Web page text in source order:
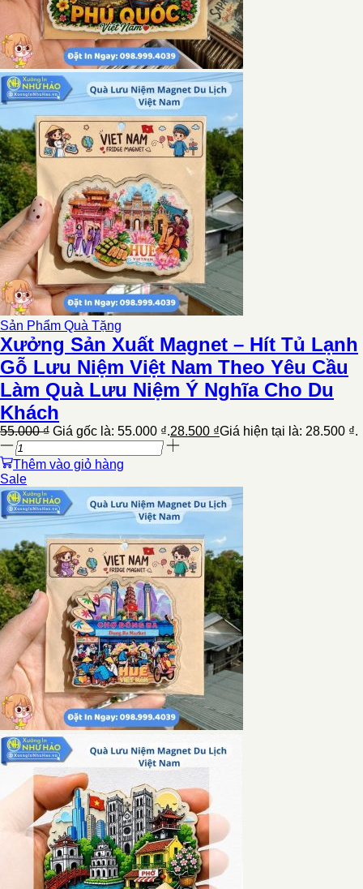
Sản Phẩm Quà Tặng
Xưởng Sản Xuất Magnet – Hít Tủ Lạnh
Gỗ Lưu Niệm Việt Nam Theo Yêu Cầu
Làm Quà Lưu Niệm Ý Nghĩa Cho Du
Khách
55.000₫ Giá gốc là: 55.000 ₫.28.500 ₫Giá hiện tại là: 28.500 ₫.
Thêm vào giỏ hàng
Sale